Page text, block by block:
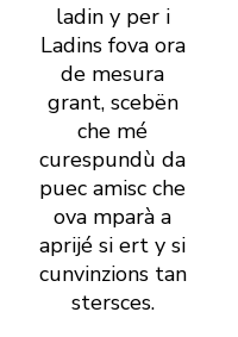
ladin y per i
Ladins fova ora
de mesura
grant, scebën
che mé
curespundù da
puec amisc che
ova mparà a
aprijé si ert y si
cunvinzions tan
stersces.